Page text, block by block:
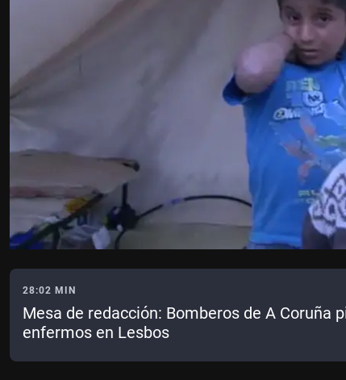
28:02 MIN
Mesa de redacción: Bomberos de A Coruña
enfermos en Lesbos